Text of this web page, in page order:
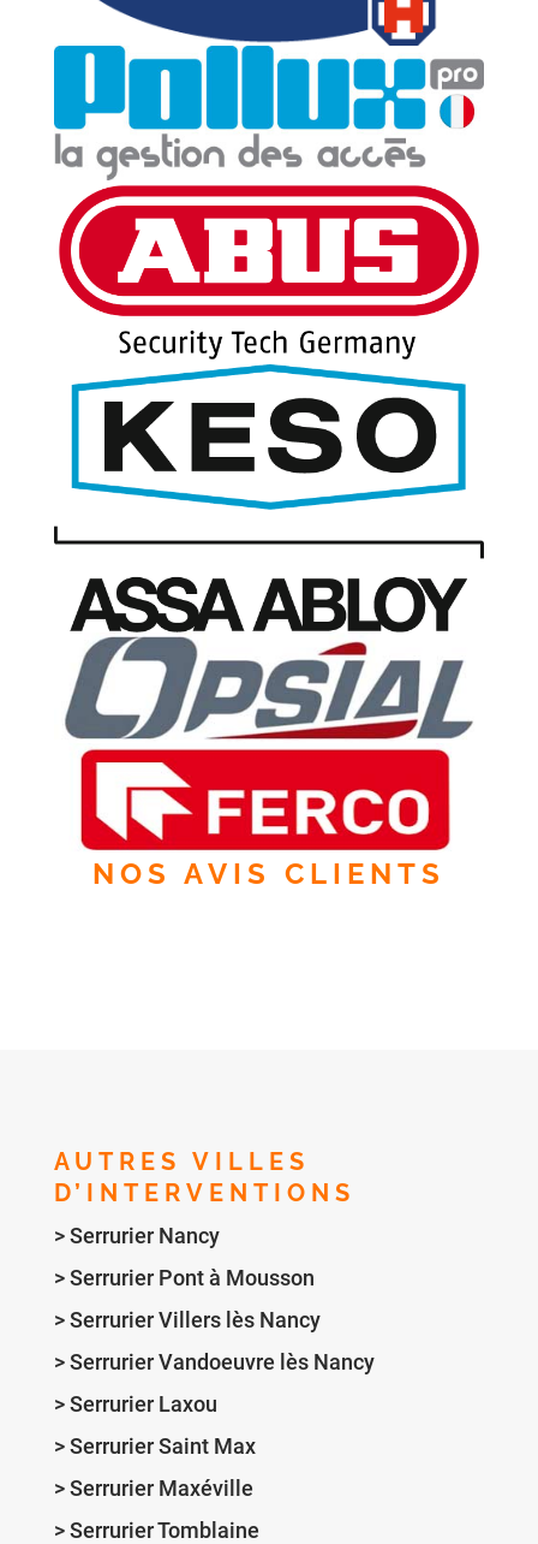
NOS AVIS CLIENTS
AUTRES VILLES
D’INTERVENTIONS
>Serrurier Nancy
> Serrurier Pont à Mousson
> Serrurier Villers lès Nancy
> Serrurier Vandoeuvre lès Nancy
> Serrurier Laxou
> Serrurier Saint Max
> Serrurier Maxéville
> Serrurier Tomblaine